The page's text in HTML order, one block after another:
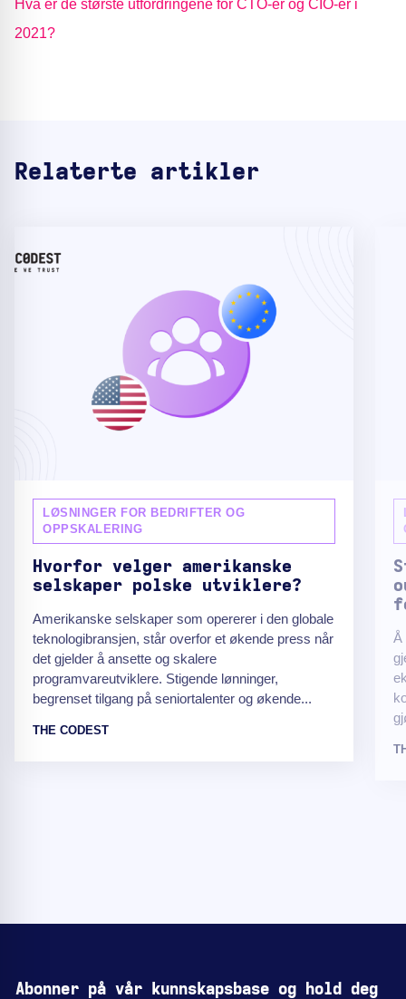
Hva er de største utfordringene for CTO-er og CIO-er i
2021?
Relaterte artikler
LØSNINGER FOR BEDRIFTER OG
OPPSKALERING
Hvorfor velger amerikanske
selskaper polske utviklere?
Amerikanske selskaper som opererer i den globale
teknologibransjen, står overfor et økende press når
det gjelder å ansette og skalere
programvareutviklere. Stigende lønninger,
begrenset tilgang på seniortalenter og økende...
THE CODEST
Å
Abonner på vår kunnskapsbase og hold deg